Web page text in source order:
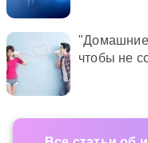
"Домашние
чтобы не